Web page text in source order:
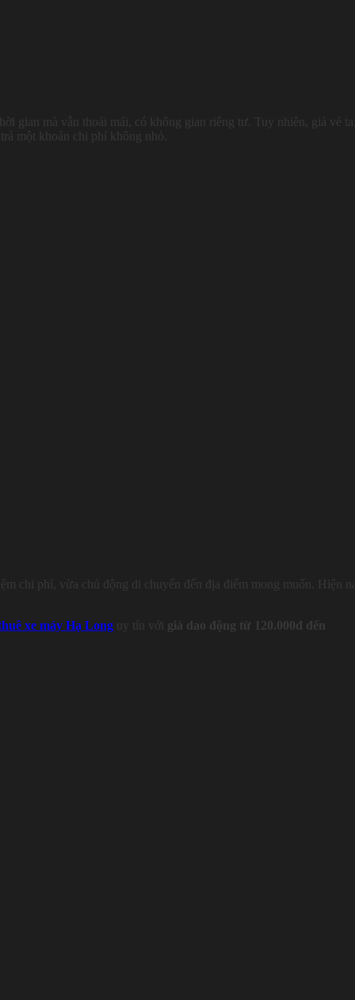
gian mà vẫn thoải mái, có không gian riêng tư. Tuy nhiên, giá vé
một khoản chi phí không nhỏ.
chi phí, vừa chủ động di chuyển đến địa điểm mong muốn. Hiện
xe máy Hạ Long uy tín với giá dao động từ 120.000đ đến